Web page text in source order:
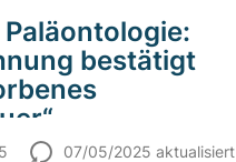
bestätigt
07/05/2025 aktualisiert